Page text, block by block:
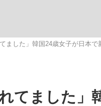
ました」韓国24歳女子が日本
てました